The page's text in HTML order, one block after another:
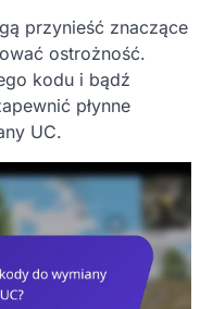
przynieść znaczące
ostrożność.
kodu i bądź
płynne
UC.